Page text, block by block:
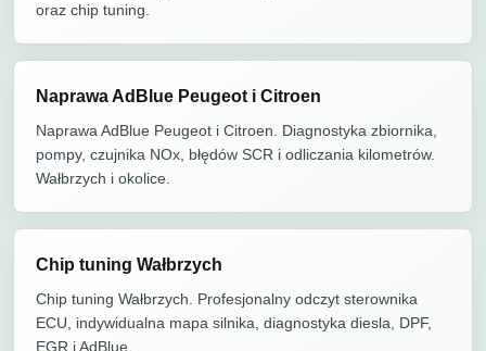
oraz chip tuning.
Naprawa AdBlue Peugeot i Citroen
Naprawa AdBlue Peugeot i Citroen. Diagnostyka zbiornika,
pompy, czujnika NOx, błędów SCR i odliczania kilometrów.
Wałbrzych i okolice.
Chip tuning Wałbrzych
Chip tuning Wałbrzych. Profesjonalny odczyt sterownika
ECU, indywidualna mapa silnika, diagnostyka diesla, DPF,
EGR i AdBlue.